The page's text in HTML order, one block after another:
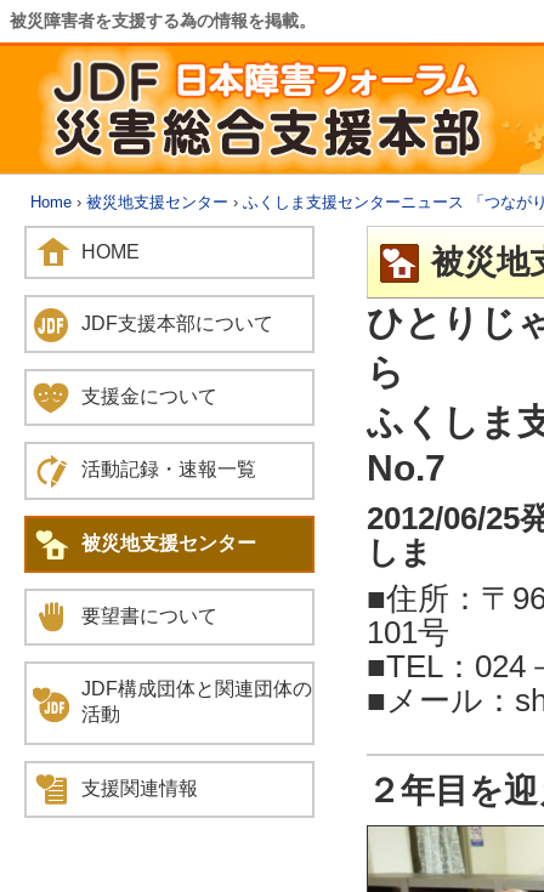
被災障害者を支援する為の情報を掲載。
Home › 被災地支援センター › ふくしま支援センターニュース 「つなが
被災地
ひとりじ
ら
ふくしま
No.7
2012/06/25
しま
■住所：〒
101号
■TEL：024
■メール：
２年目を
HOME
JDF支援本部について
支援金について
活動記録・速報一覧
被災地支援センター
要望書について
JDF構成団体と関連団体の
活動
支援関連情報